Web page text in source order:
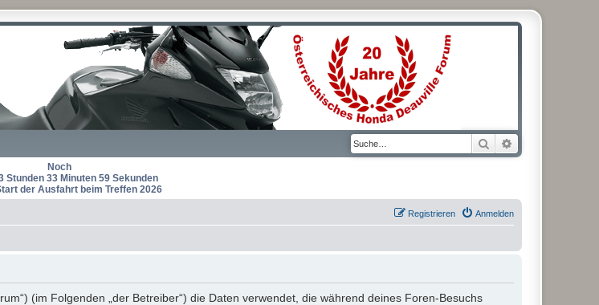
Suche
Noch
Stunden 33 Minuten 59 Sekunden
der Ausfahrt beim Treffen 2026
Anmelden
Registrieren
(im Folgenden „der Betreiber“) die Daten verwendet, die während deines Foren-Besuchs